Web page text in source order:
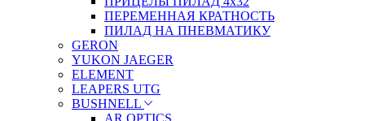
ПЕРЕМЕННАЯ КРАТНОСТЬ
ПИЛАД НА ПНЕВМАТИКУ
GERON
YUKON JAEGER
ELEMENT
LEAPERS UTG
BUSHNELL